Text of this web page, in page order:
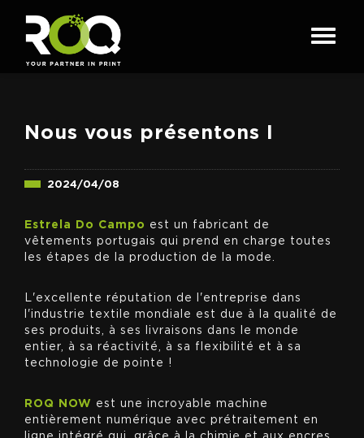
Nous vous présentons l
2024/04/08
Estrela Do Campo est un fabricant de
vêtements portugais qui prend en charge toutes
les étapes de la production de la mode.
L'excellente réputation de l'entreprise dans
l'industrie textile mondiale est due à la qualité de
ses produits, à ses livraisons dans le monde
entier, à sa réactivité, à sa flexibilité et à sa
technologie de pointe !
ROQ NOW est une incroyable machine
entièrement numérique avec prétraitement en